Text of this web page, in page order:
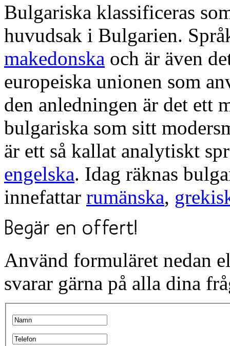
Bulgariska klassificeras
huvudsak i Bulgarien.
makedonska och är även
europeiska unionen som
den anledningen är det ett
bulgariska som sitt
är ett så kallat analytiskt
engelska. Idag räknas
innefattar rumänska,
Använd formuläret nedan
svarar gärna på alla dina